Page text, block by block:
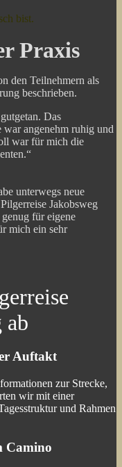
bist.
Praxis
den Teilnehmern als
beschrieben.
Das
war angenehm ruhig und
war für mich die
unterwegs neue
Jakobsweg
für eigene
mich ein sehr
ab
Auftakt
zur Strecke,
wir mit einer
und Rahmen
Camino